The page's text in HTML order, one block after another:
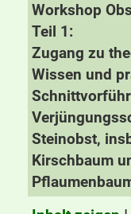
Workshop
Teil 1:
Zugang zu
Wissen und
Steinobst,
Kirschbaum